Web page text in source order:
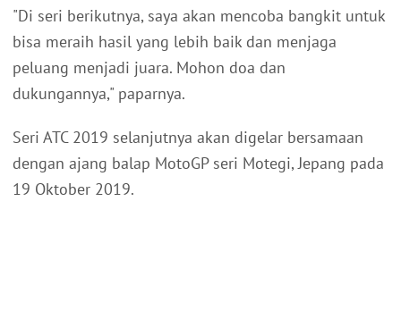
"Di seri berikutnya, saya akan mencoba bangkit untuk
bisa meraih hasil yang lebih baik dan menjaga
peluang menjadi juara. Mohon doa dan
dukungannya," paparnya.
Seri ATC 2019 selanjutnya akan digelar bersamaan
dengan ajang balap MotoGP seri Motegi, Jepang pada
19 Oktober 2019.